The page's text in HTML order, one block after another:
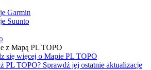
Garmin
Suunto
z Mapą PL TOPO
się więcej o Mapie PL TOPO
PL TOPO? Sprawdź jej ostatnie aktualizacje